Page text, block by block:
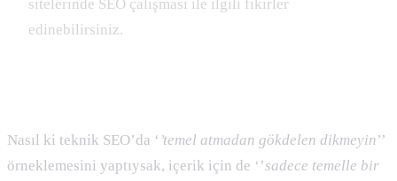
sitelerinde SEO çalışması ile ilgili fikirler
edinebilirsiniz.
Nasıl ki teknik SEO’da ‘ ’temel atmadan gökdelen dikmeyin’’
örneklemesini yaptıysak, içerik için de ‘’sadece temelle bir